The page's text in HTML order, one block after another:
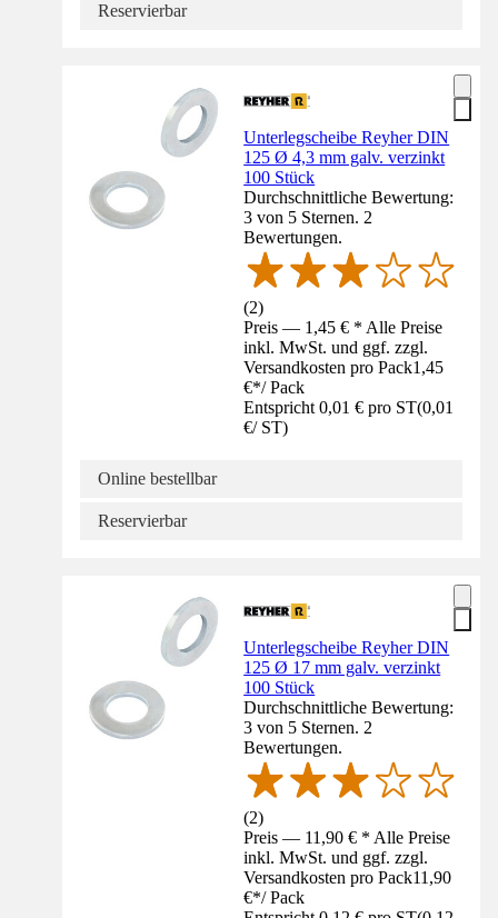
Reservierbar
Unterlegscheibe Reyher DIN
125 Ø 4,3 mm galv. verzinkt
100 Stück
Durchschnittliche Bewertung:
3 von 5 Sternen. 2
Bewertungen.
(2)
Preis — 1,45 € * Alle Preise
inkl. MwSt. und ggf. zzgl.
Versandkosten pro Pack1,45
€*/ Pack
Entspricht 0,01 € pro ST(0,01
€/ ST)
Online bestellbar
Reservierbar
Unterlegscheibe Reyher DIN
125 Ø 17 mm galv. verzinkt
100 Stück
Durchschnittliche Bewertung:
3 von 5 Sternen. 2
Bewertungen.
(2)
Preis — 11,90 € * Alle Preise
inkl. MwSt. und ggf. zzgl.
Versandkosten pro Pack11,90
€*/ Pack